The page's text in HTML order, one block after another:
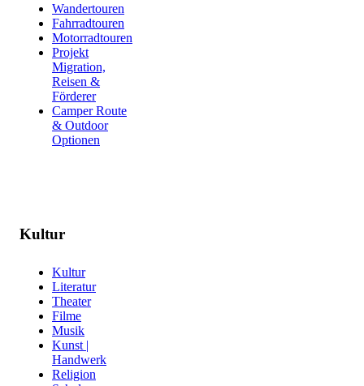
Wandertouren
Fahrradtouren
Motorradtouren
Projekt
Migration,
Reisen &
Förderer
Camper Route
& Outdoor
Optionen
Kultur
Kultur
Literatur
Theater
Filme
Musik
Kunst |
Handwerk
Religion